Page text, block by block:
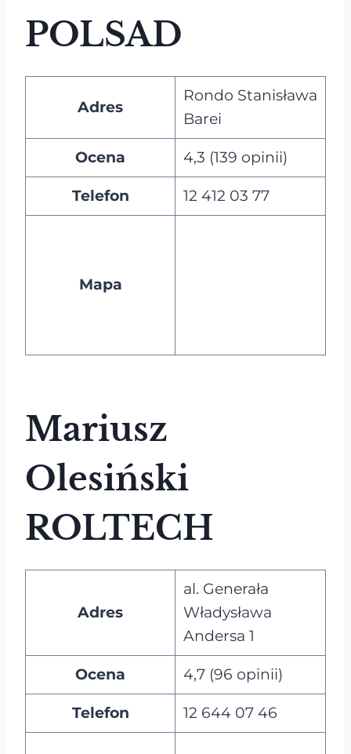
POLSAD
Adres
Rondo Stanisława
Barei
Ocena 4,3 (139 opinii)
Telefon 12 412 03 77
Mapa
Mariusz
Olesiński
ROLTECH
Adres
al. Generała
Władysława
Andersa 1
Ocena 4,7 (96 opinii)
Telefon 12 644 07 46